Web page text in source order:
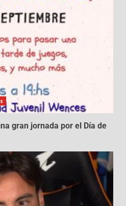
gran jornada por el Día de